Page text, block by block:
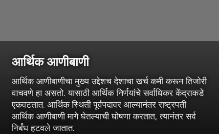
आर्थिक आणीबाणी
आर्थिक आणीबाणीचा मुख्य उद्देशच देशाचा खर्च कमी करून तिजोरी
वाचवणे हा असतो. यासाठी आर्थिक निर्णयांचे सर्वाधिकर केंद्राकडे
एकवटतात. आर्थिक स्थिती पूर्वपदावर आल्यानंतर राष्ट्रपती
आर्थिक आणीबाणी मागे घेतल्याची घोषणा करतात, त्यानंतर सर्व
निर्बंध हटवले जातात.